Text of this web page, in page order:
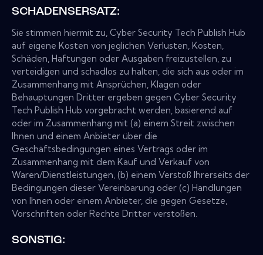
SCHADENSERSATZ:
Sie stimmen hiermit zu, Cyber Security Tech Publish Hub
auf eigene Kosten von jeglichen Verlusten, Kosten,
Schäden, Haftungen oder Ausgaben freizustellen, zu
verteidigen und schadlos zu halten, die sich aus oder im
Zusammenhang mit Ansprüchen, Klagen oder
Behauptungen Dritter ergeben gegen Cyber Security
Tech Publish Hub vorgebracht werden, basierend auf
oder im Zusammenhang mit (a) einem Streit zwischen
Ihnen und einem Anbieter über die
Geschäftsbedingungen eines Vertrags oder im
Zusammenhang mit dem Kauf und Verkauf von
Waren/Dienstleistungen, (b) einem Verstoß Ihrerseits der
Bedingungen dieser Vereinbarung oder (c) Handlungen
von Ihnen oder einem Anbieter, die gegen Gesetze,
Vorschriften oder Rechte Dritter verstoßen.
SONSTIG: